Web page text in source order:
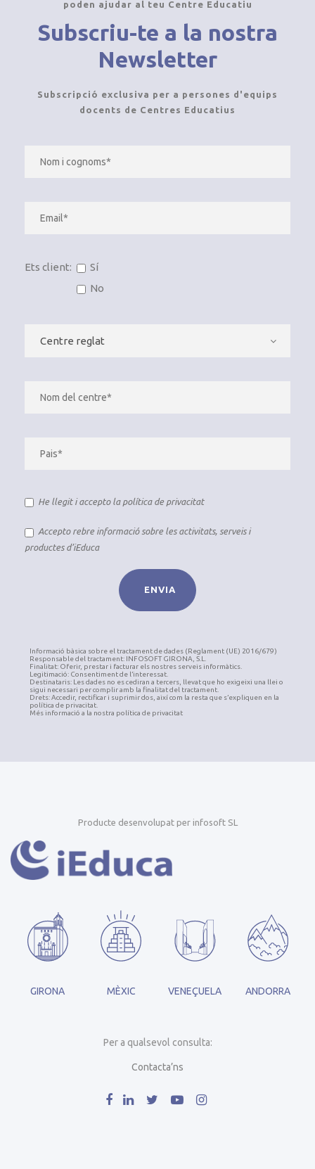
poden ajudar al teu Centre Educatiu
Subscriu-te a la nostra
Newsletter
Subscripció exclusiva per a persones d'equips
docents de Centres Educatius
Ets client:
Sí
No
He llegit i accepto la política de privacitat
Accepto rebre informació sobre les activitats, serveis i
productes d’iEduca
Informació bàsica sobre el tractament de dades (Reglament (UE) 2016/679)
Responsable del tractament: INFOSOFT GIRONA, S.L.
Finalitat: Oferir, prestar i facturar els nostres serveis informàtics.
Legitimació: Consentiment de l’interessat.
Destinataris: Les dades no es cediran a tercers, llevat que ho exigeixi una llei o
sigui necessari per complir amb la finalitat del tractament.
Drets: Accedir, rectificar i suprimir dos, així com la resta que s’expliquen en la
política de privacitat.
Més informació a la nostra política de privacitat
Producte desenvolupat per infosoft SL
GIRONA MÈXIC VENEÇUELA ANDORRA
Per a qualsevol consulta:
Contacta’ns